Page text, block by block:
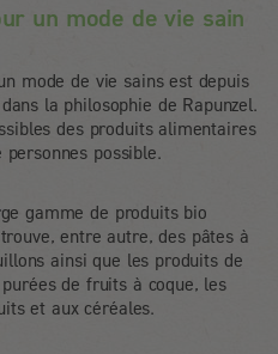
un mode de vie sain
mode de vie sains est depuis
la philosophie de Rapunzel.
des produits alimentaires
possible.
gamme de produits bio
entre autre, des pâtes à
ainsi que les produits de
de fruits à coque, les
et aux céréales.